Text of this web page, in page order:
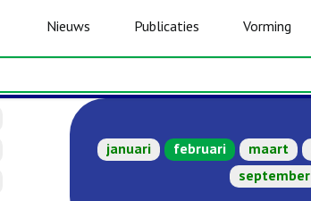
Nieuws Publicaties Vorming
januari februari maart
september